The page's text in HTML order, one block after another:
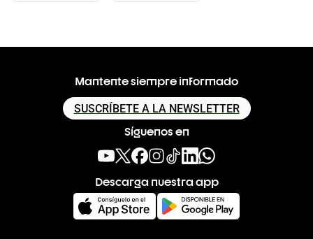
Mantente siempre informado
SUSCRÍBETE A LA NEWSLETTER
Síguenos en
Descarga nuestra app